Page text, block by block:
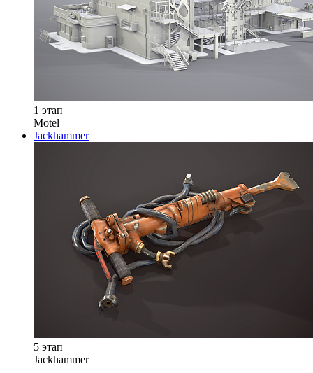
1 этап
Motel
Jackhammer
5 этап
Jackhammer